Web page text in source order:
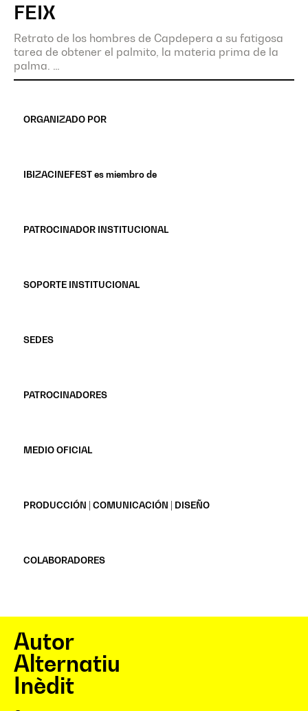
FEIX
Retrato de los hombres de Capdepera a su fatigosa
tarea de obtener el palmito, la materia prima de la
palma.
ORGANIZADO POR
IBIZACINEFEST es miembro de
PATROCINADOR INSTITUCIONAL
SOPORTE INSTITUCIONAL
SEDES
PATROCINADORES
MEDIO OFICIAL
PRODUCCIÓN | COMUNICACIÓN | DISEÑO
COLABORADORES
Autor
Alternatiu
Inèdit